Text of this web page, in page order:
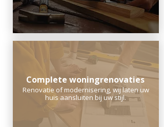
Complete woningrenovaties
Renovatie of modernisering, wij laten uw
huis aansluiten bij uw stijl.